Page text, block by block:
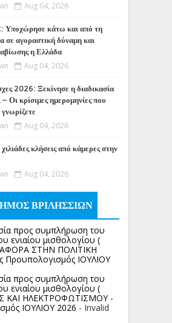
Aug 04, 2026
κάτω και από τη
σε αγοραστική δύναμη και
η Ελλάδα
Aug 04, 2026
2026: Ξεκίνησε η διαδικασία
Οι κρίσιμες ημερομηνίες που
Aug 04, 2026
κλήσεις από κάμερες στην
Aug 04, 2026
ΒΡΙΛΗΣΣΙΩΝ
προς συμπλήρωση του
ενιαίου μισθολογίου (
ΣΤΗΝ ΠΟΛΙΤΙΚΗ
Προυπολογισμός ΙΟΥΛΙΟΥ
προς συμπλήρωση του
ενιαίου μισθολογίου (
ΚΑΙ ΗΛΕΚΤΡΟΦΩΤΙΣΜΟΥ -
ΙΟΥΛΙΟΥ 2026 - Invalid